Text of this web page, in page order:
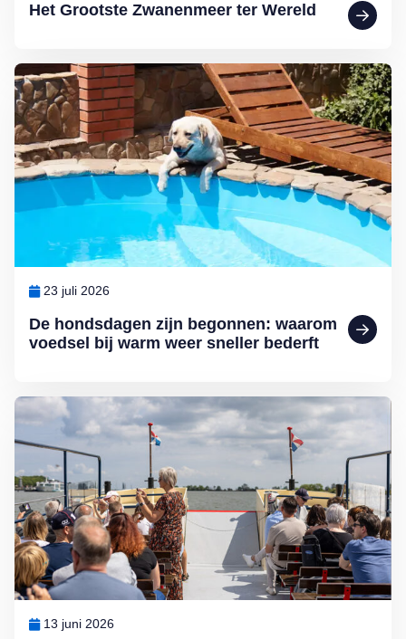
Het Grootste Zwanenmeer ter Wereld
De hondsdagen zijn begonnen: waarom
voedsel bij warm weer sneller bederft
23 juli 2026
Lees meer over De hondsdagen zijn begonnen: waarom voedsel
13 juni 2026
Lees meer over 4 leuke uitjes voor deze zomer